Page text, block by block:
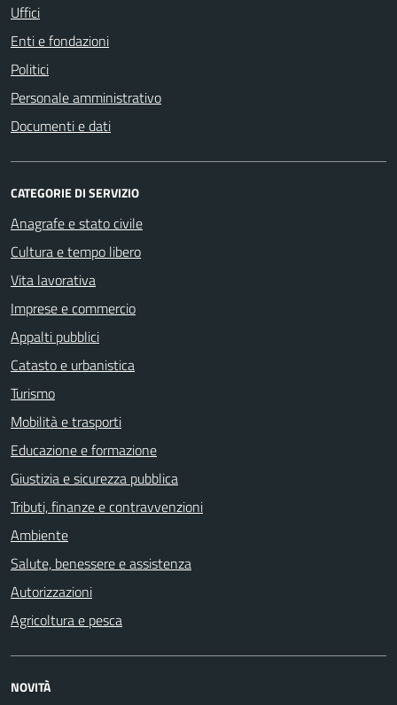
Uffici
Enti e fondazioni
Politici
Personale amministrativo
Documenti e dati
CATEGORIE DI SERVIZIO
Anagrafe e stato civile
Cultura e tempo libero
Vita lavorativa
Imprese e commercio
Appalti pubblici
Catasto e urbanistica
Turismo
Mobilità e trasporti
Educazione e formazione
Giustizia e sicurezza pubblica
Tributi, finanze e contravvenzioni
Ambiente
Salute, benessere e assistenza
Autorizzazioni
Agricoltura e pesca
NOVITÀ